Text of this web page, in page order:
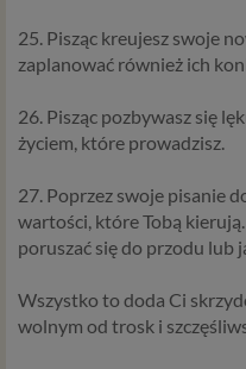
25. Pisząc kreujesz swoje
zaplanować również ich
26. Pisząc pozbywasz się
życiem, które prowadzisz.
27. Poprzez swoje pisanie
wartości, które Tobą
poruszać się do przodu lub
Wszystko to doda Ci
wolnym od trosk i
przetwarzania
zapewnienia (np.
w stanie zapewnić Ci
korzystać.
z prawnie
przez
podstawa
uzasadnione z
potrzeby, co